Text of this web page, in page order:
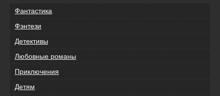
Фантастика
Фэнтези
Детективы
Любовные романы
Приключения
Детям